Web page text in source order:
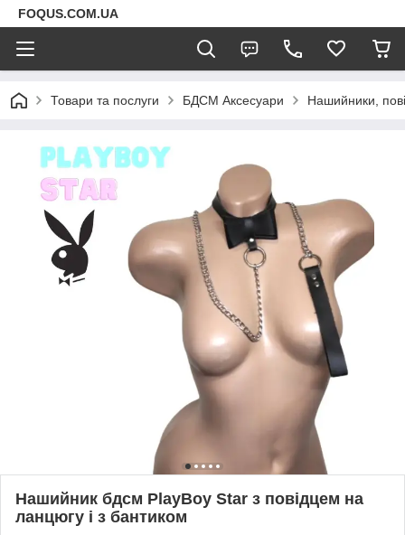
FOQUS.COM.UA
Товари та послуги БДСМ Аксесуари Нашийники,
Нашийник бдсм PlayBoy Star з повідцем на
ланцюгу і з бантиком